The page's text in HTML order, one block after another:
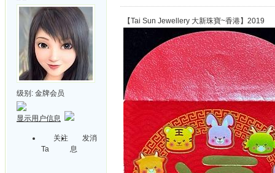
级别: 金牌会员
显示用户信息
关注
Ta
发消
息
【Tai Sun Jewellery 大新珠寶~香港】2019